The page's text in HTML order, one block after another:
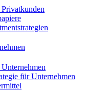
für Unternehmen